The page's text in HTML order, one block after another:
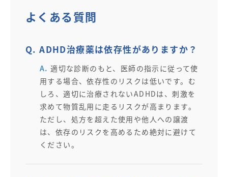
よくある質問
Q. ADHD治療薬は依存性がありますか？
A. 適切な診断のもと、医師の指示に従って使
用する場合、依存性のリスクは低いです。む
しろ、適切に治療されないADHDは、刺激を
求めて物質乱用に走るリスクが高まります。
ただし、処方を超えた使用や他人への譲渡
は、依存のリスクを高めるため絶対に避けて
ください。